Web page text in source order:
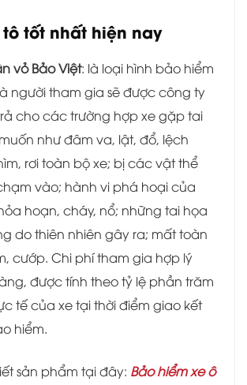
tốt nhất hiện nay
vỏ Bảo Việt: là loại hình bảo hiểm
người tham gia sẽ được công ty
cho các trường hợp xe gặp tai
như đâm va, lật, đổ, lệch
rơi toàn bộ xe; bị các vật thể
vào; hành vi phá hoại của
hoạn, cháy, nổ; những tai họa
do thiên nhiên gây ra; mất toàn
cướp. Chi phí tham gia hợp lý
được tính theo tỷ lệ phần trăm
tế của xe tại thời điểm giao kết
hiểm.
sản phẩm tại đây: Bảo hiểm xe ô